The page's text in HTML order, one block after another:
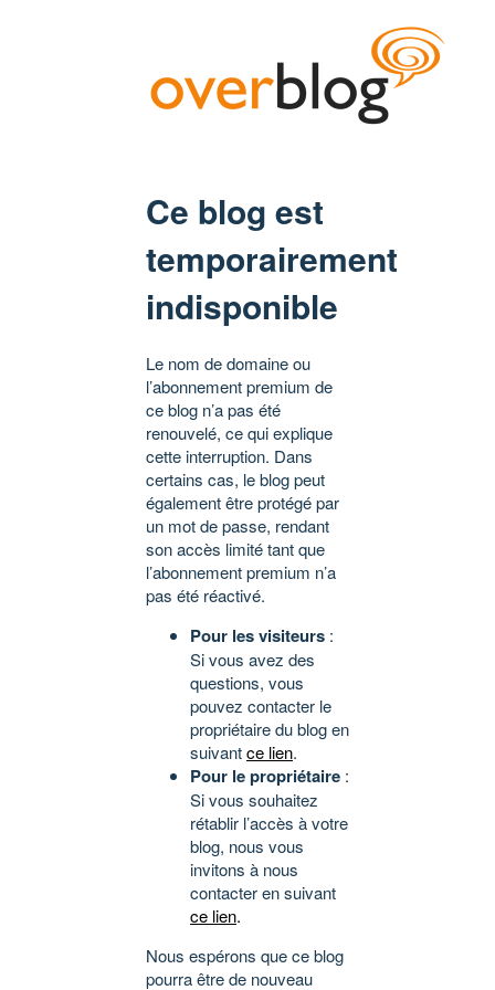
Ce blog est
temporairement
indisponible
Le nom de domaine ou
l’abonnement premium de
ce blog n’a pas été
renouvelé, ce qui explique
cette interruption. Dans
certains cas, le blog peut
également être protégé par
un mot de passe, rendant
son accès limité tant que
l’abonnement premium n’a
pas été réactivé.
Pour les visiteurs :
Si vous avez des
questions, vous
pouvez contacter le
propriétaire du blog en
suivantce lien.
Pour le propriétaire :
Si vous souhaitez
rétablir l’accès à votre
blog, nous vous
invitons à nous
contacter en suivant
ce lien.
Nous espérons que ce blog
pourra être de nouveau